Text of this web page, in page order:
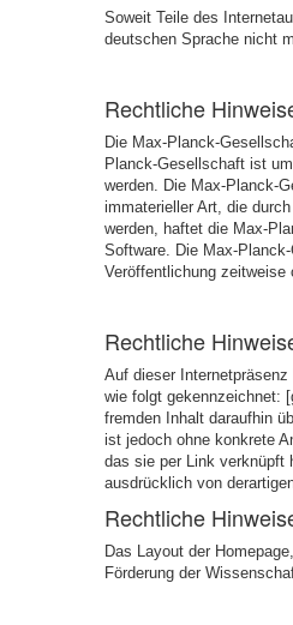
Soweit Teile des
deutschen Sprache nicht
Rechtliche
Die Max-Planck-
Planck-Gesellschaft ist
werden. Die Max-Planck-
immaterieller Art, die
werden, haftet die Max-
Software. Die Max-
Veröffentlichung zeitweise
Rechtliche
Auf dieser
wie folgt gekennzeichnet:
fremden Inhalt daraufhin
ist jedoch ohne konkrete
das sie per Link verknüpft
ausdrücklich von
Rechtliche
Das Layout der
Förderung der